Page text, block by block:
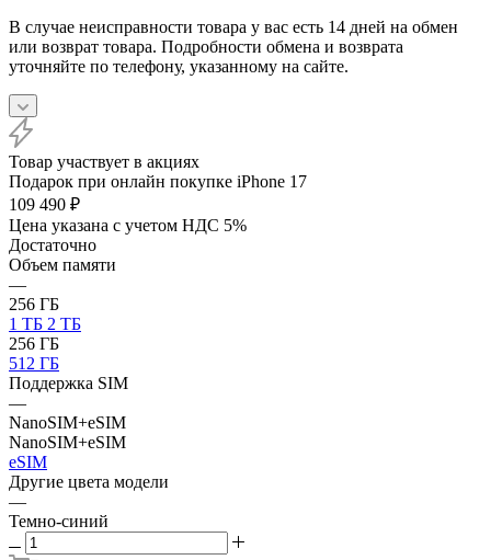
В случае неисправности товара у вас есть 14 дней на обмен
или возврат товара. Подробности обмена и возврата
уточняйте по телефону, указанному на сайте.
Товар участвует в акциях
Подарок при онлайн покупке iPhone 17
109 490 ₽
Цена указана с учетом НДС 5%
Достаточно
Объем памяти
—
256 ГБ
1 ТБ 2 ТБ
256 ГБ
512 ГБ
Поддержка SIM
—
NanoSIM+eSIM
NanoSIM+eSIM
eSIM
Другие цвета модели
—
Темно-синий